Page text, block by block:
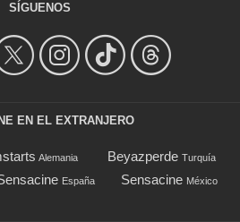
SÍGUENOS
EN EL EXTRANJERO
Alemania Beyazperde Turquía
España Sensacine México